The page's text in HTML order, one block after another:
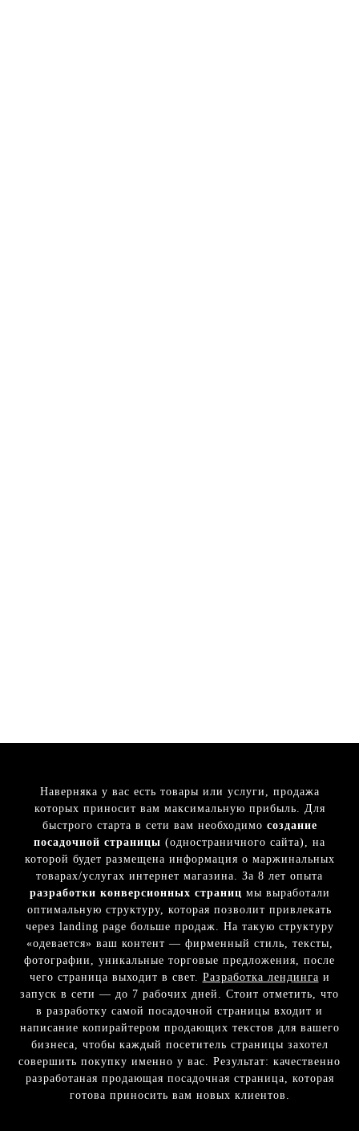
Наверняка у вас есть товары или услуги, продажа
которых приносит вам максимальную прибыль. Для
быстрого старта в сети вам необходимо создание
посадочной страницы (одностраничного сайта), на
которой будет размещена информация о маржинальных
товарах/услугах интернет магазина. За 8 лет опыта
разработки конверсионных страниц мы выработали
оптимальную структуру, которая позволит привлекать
через landing page больше продаж. На такую структуру
«одевается» ваш контент — фирменный стиль, тексты,
фотографии, уникальные торговые предложения, после
чего страница выходит в свет. Разработка лендинга и
запуск в сети — до 7 рабочих дней. Стоит отметить, что
в разработку самой посадочной страницы входит и
написание копирайтером продающих текстов для вашего
бизнеса, чтобы каждый посетитель страницы захотел
совершить покупку именно у вас. Результат: качественно
разработаная продающая посадочная страница, которая
готова приносить вам новых клиентов.